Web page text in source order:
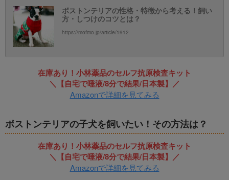
ボストンテリアの性格・特徴から考える！飼い
方・しつけのコツとは？
https://mofmo.jp/article/1912
在庫あり！小林薬品のセルフ抗原検査キット
＼【自宅で唾液/8分で結果/日本製】／
Amazonで詳細を見てみる
ボストンテリアの子犬を飼いたい！その方法は？
在庫あり！小林薬品のセルフ抗原検査キット
＼【自宅で唾液/8分で結果/日本製】／
Amazonで詳細を見てみる